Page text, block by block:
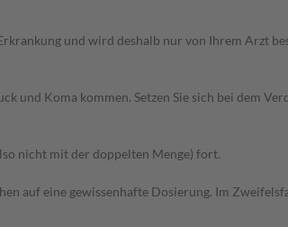
und wird deshalb nur von Ihrem Arzt
Koma kommen. Setzen Sie sich bei dem
nicht mit der doppelten Menge) fort.
auf eine gewissenhafte Dosierung. Im